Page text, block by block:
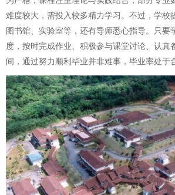
难度较大，需投入较多精力学习。不过，学校
图书馆、实验室等，还有导师悉心指导。只要
度，按时完成作业、积极参与课堂讨论、认真
间，通过努力顺利毕业并非难事，毕业率处于